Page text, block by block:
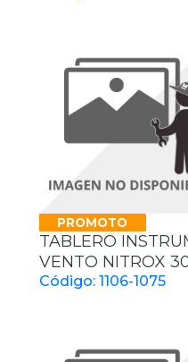
PROMOTO
TABLERO
VENTO NITROX
Código: 1106-1075